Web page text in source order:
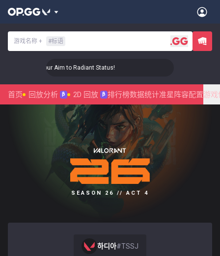
游戏名称 + #标语
🎯 Level Up Your Aim to Radiant Status!
首页 回放分析 β 2D 回放 β 排行榜数据统计准星 阵容配置游戏
SEASON 26 // ACT 4
하디아#TSSJ